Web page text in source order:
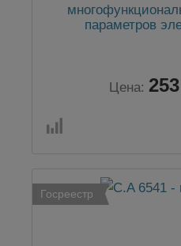
параметров
Цена:
Госреестр